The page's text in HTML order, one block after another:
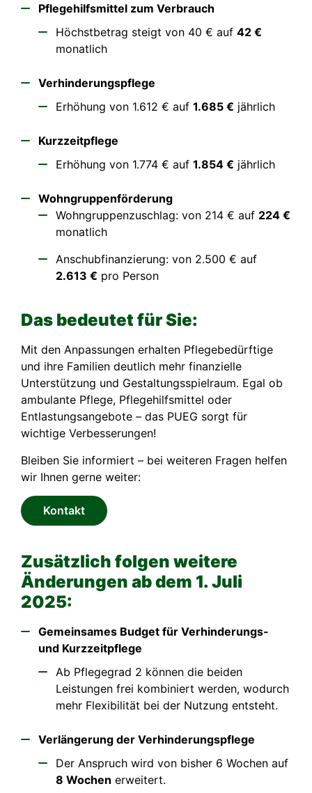
Pflegehilfsmittel zum Verbrauch
Höchstbetrag steigt von 40 € auf 42 €
monatlich
Verhinderungspflege
Erhöhung von 1.612 € auf 1.685 € jährlich
Kurzzeitpflege
Erhöhung von 1.774 € auf 1.854 € jährlich
Wohngruppenförderung
Wohngruppenzuschlag: von 214 € auf 224 €
monatlich
Anschubfinanzierung: von 2.500 € auf
2.613 € pro Person
Das bedeutet für Sie:
Mit den Anpassungen erhalten Pflegebedürftige
und ihre Familien deutlich mehr finanzielle
Unterstützung und Gestaltungsspielraum. Egal ob
ambulante Pflege, Pflegehilfsmittel oder
Entlastungsangebote – das PUEG sorgt für
wichtige Verbesserungen!
Bleiben Sie informiert – bei weiteren Fragen helfen
wir Ihnen gerne weiter:
Kontakt
Zusätzlich folgen weitere
Änderungen ab dem 1. Juli
2025:
Gemeinsames Budget für Verhinderungs-
und Kurzzeitpflege
Ab Pflegegrad 2 können die beiden
Leistungen frei kombiniert werden, wodurch
mehr Flexibilität bei der Nutzung entsteht.
Verlängerung der Verhinderungspflege
Der Anspruch wird von bisher 6 Wochen auf
8 Wochen erweitert.